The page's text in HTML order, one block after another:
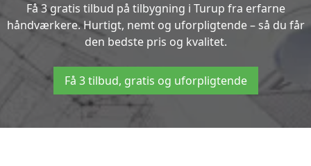
Få 3 gratis tilbud på tilbygning i Turup fra erfarne
håndværkere. Hurtigt, nemt og uforpligtende – så du får
den bedste pris og kvalitet.
Få 3 tilbud, gratis og uforpligtende